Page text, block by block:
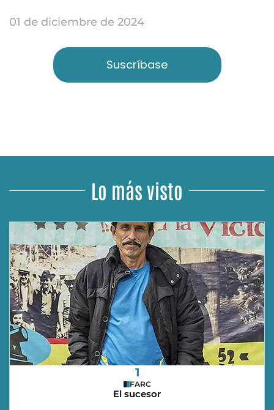
01 de diciembre de 2024
Suscríbase
Lo más visto
1
FARC
El sucesor